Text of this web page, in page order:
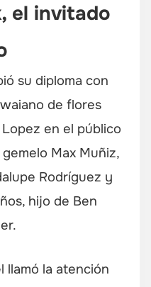
el invitado
su diploma con
de flores
en el público
Max Muñiz,
Rodríguez y
hijo de Ben
llamó la atención